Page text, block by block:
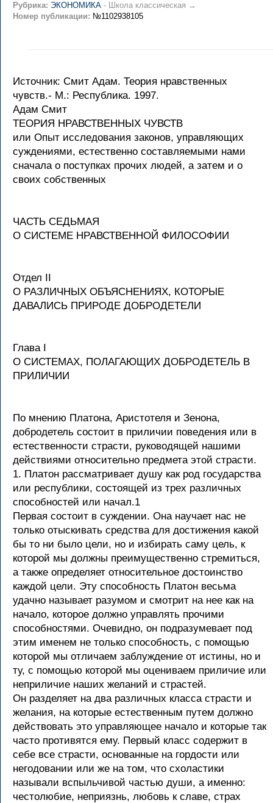
Рубрика: ЭКОНОМИКА - Школа классическая →
Номер публикации: №1102938105
Источник: Смит Адам. Теория нравственных
чувств.- М.: Республика. 1997.
Адам Смит
ТЕОРИЯ НРАВСТВЕННЫХ ЧУВСТВ
или Опыт исследования законов, управляющих
суждениями, естественно составляемыми нами
сначала о поступках прочих людей, а затем и о
своих собственных
ЧАСТЬ СЕДЬМАЯ
О СИСТЕМЕ НРАВСТВЕННОЙ ФИЛОСОФИИ
Отдел II
О РАЗЛИЧНЫХ ОБЪЯСНЕНИЯХ, КОТОРЫЕ
ДАВАЛИСЬ ПРИРОДЕ ДОБРОДЕТЕЛИ
Глава I
О СИСТЕМАХ, ПОЛАГАЮЩИХ ДОБРОДЕТЕЛЬ В
ПРИЛИЧИИ
По мнению Платона, Аристотеля и Зенона,
добродетель состоит в приличии поведения или в
естественности страсти, руководящей нашими
действиями относительно предмета этой страсти.
1. Платон рассматривает душу как род государства
или республики, состоящей из трех различных
способностей или начал.1
Первая состоит в суждении. Она научает нас не
только отыскивать средства для достижения какой
бы то ни было цели, но и избирать саму цель, к
которой мы должны преимущественно стремиться,
а также определяет относительное достоинство
каждой цели. Эту способность Платон весьма
удачно называет разумом и смотрит на нее как на
начало, которое должно управлять прочими
способностями. Очевидно, он подразумевает под
этим именем не только способность, с помощью
которой мы отличаем заблуждение от истины, но и
ту, с помощью которой мы оцениваем приличие или
неприличие наших желаний и страстей.
Он разделяет на два различных класса страсти и
желания, на которые естественным путем должно
действовать это управляющее начало и которые так
часто противятся ему. Первый класс содержит в
себе все страсти, основанные на гордости или
негодовании или же на том, что схоластики
называли вспыльчивой частью души, а именно:
честолюбие, неприязнь, любовь к славе, страх